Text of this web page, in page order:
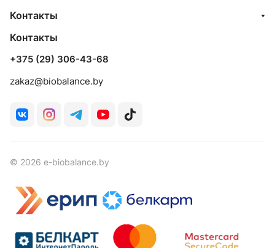
Контакты
Контакты
+375 (29) 306-43-68
zakaz@biobalance.by
© 2026 e-biobalance.by